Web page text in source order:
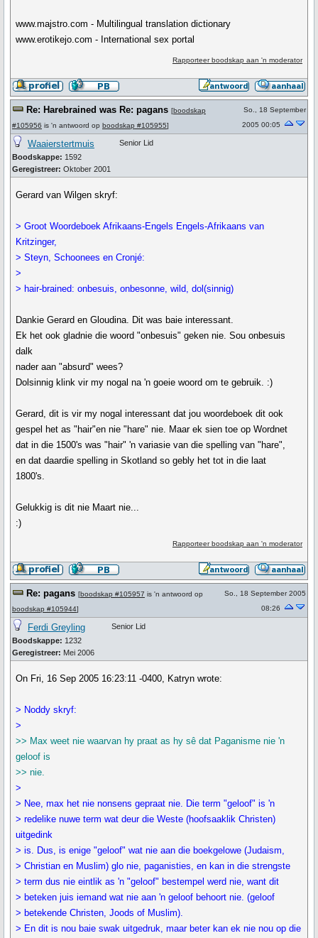
www.majstro.com - Multilingual translation dictionary
www.erotikejo.com - International sex portal
Rapporteer boodskap aan 'n moderator
Re: Harebrained was Re: pagans [boodskap
#105956 is 'n antwoord op boodskap #105955]
So., 18 September
2005 00:05
Waaierstertmuis
Boodskappe: 1592
Geregistreer: Oktober 2001
Senior Lid
Gerard van Wilgen skryf:
> Groot Woordeboek Afrikaans-Engels Engels-Afrikaans van
Kritzinger,
> Steyn, Schoonees en Cronjé:
>
> hair-brained: onbesuis, onbesonne, wild, dol(sinnig)
Dankie Gerard en Gloudina. Dit was baie interessant.
Ek het ook gladnie die woord "onbesuis" geken nie. Sou onbesuis
dalk
nader aan "absurd" wees?
Dolsinnig klink vir my nogal na 'n goeie woord om te gebruik. :)
Gerard, dit is vir my nogal interessant dat jou woordeboek dit ook
gespel het as "hair"en nie "hare" nie. Maar ek sien toe op Wordnet
dat in die 1500's was "hair" 'n variasie van die spelling van "hare",
en dat daardie spelling in Skotland so gebly het tot in die laat
1800's.
Gelukkig is dit nie Maart nie...
:)
Rapporteer boodskap aan 'n moderator
Re: pagans [boodskap #105957 is 'n antwoord op
boodskap #105944]
So., 18 September 2005
08:26
Ferdi Greyling
Boodskappe: 1232
Geregistreer: Mei 2006
Senior Lid
On Fri, 16 Sep 2005 16:23:11 -0400, Katryn wrote:
> Noddy skryf:
>
>> Max weet nie waarvan hy praat as hy sê dat Paganisme nie 'n
geloof is
>> nie.
>
> Nee, max het nie nonsens gepraat nie. Die term "geloof" is 'n
> redelike nuwe term wat deur die Weste (hoofsaaklik Christen)
uitgedink
> is. Dus, is enige "geloof" wat nie aan die boekgelowe (Judaism,
> Christian en Muslim) glo nie, paganisties, en kan in die strengste
> term dus nie eintlik as 'n "geloof" bestempel werd nie, want dit
> beteken juis iemand wat nie aan 'n geloof behoort nie. (geloof
> betekende Christen, Joods of Muslim).
> En dit is nou baie swak uitgedruk, maar beter kan ek nie nou op die